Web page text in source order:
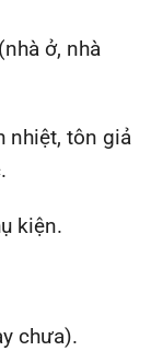
ở, nhà
nhiệt, tôn giả
kiện.
chưa).